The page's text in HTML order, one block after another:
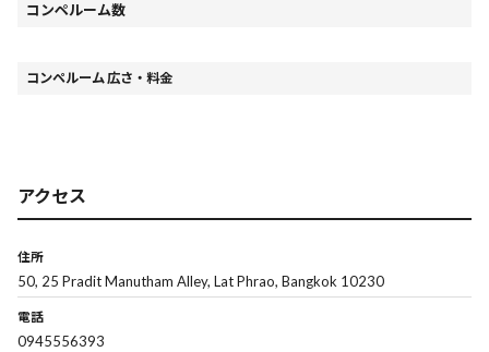
コンペルーム数
コンペルーム 広さ・料金
アクセス
住所
50, 25 Pradit Manutham Alley, Lat Phrao, Bangkok 10230
電話
0945556393